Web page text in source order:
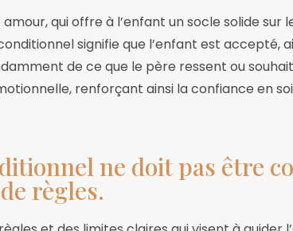
qui offre à l’enfant un socle solide sur
signifie que l’enfant est accepté,
de ce que le père ressent ou
renforçant ainsi la confiance en soi
ne doit pas être
règles.